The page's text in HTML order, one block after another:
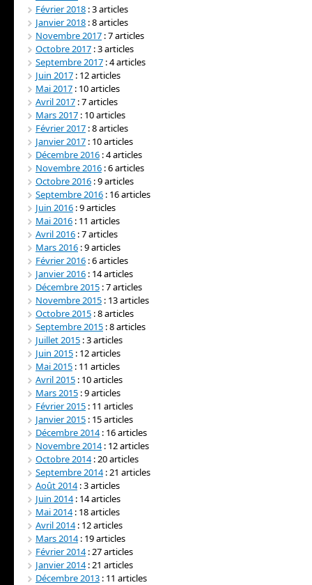
Février 2018 : 3 articles
Janvier 2018 : 8 articles
Novembre 2017 : 7 articles
Octobre 2017 : 3 articles
Septembre 2017 : 4 articles
Juin 2017 : 12 articles
Mai 2017 : 10 articles
Avril 2017 : 7 articles
Mars 2017 : 10 articles
Février 2017 : 8 articles
Janvier 2017 : 10 articles
Décembre 2016 : 4 articles
Novembre 2016 : 6 articles
Octobre 2016 : 9 articles
Septembre 2016 : 16 articles
Juin 2016 : 9 articles
Mai 2016 : 11 articles
Avril 2016 : 7 articles
Mars 2016 : 9 articles
Février 2016 : 6 articles
Janvier 2016 : 14 articles
Décembre 2015 : 7 articles
Novembre 2015 : 13 articles
Octobre 2015 : 8 articles
Septembre 2015 : 8 articles
Juillet 2015 : 3 articles
Juin 2015 : 12 articles
Mai 2015 : 11 articles
Avril 2015 : 10 articles
Mars 2015 : 9 articles
Février 2015 : 11 articles
Janvier 2015 : 15 articles
Décembre 2014: 16 articles
Novembre 2014: 12 articles
Octobre 2014: 20 articles
Septembre 2014: 21 articles
Août 2014: 3 articles
Juin 2014: 14 articles
Mai 2014: 18 articles
Avril 2014: 12 articles
Mars 2014: 19 articles
Février 2014: 27 articles
Janvier 2014: 21 articles
Décembre 2013 : 11 articles